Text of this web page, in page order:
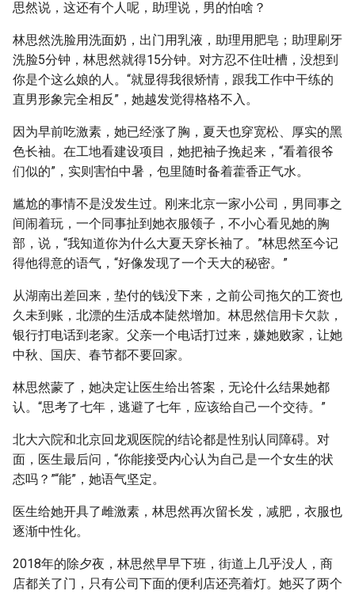
思然说，这还有个人呢，助理说，男的怕啥？
林思然洗脸用洗面奶，出门用乳液，助理用肥皂；助理刷牙
洗脸5分钟，林思然就得15分钟。对方忍不住吐槽，没想到
你是个这么娘的人。“就显得我很矫情，跟我工作中干练的
直男形象完全相反”，她越发觉得格格不入。
因为早前吃激素，她已经涨了胸，夏天也穿宽松、厚实的黑
色长袖。在工地看建设项目，她把袖子挽起来，“看着很爷
们似的”，实则害怕中暑，包里随时备着藿香正气水。
尴尬的事情不是没发生过。刚来北京一家小公司，男同事之
间闹着玩，一个同事扯到她衣服领子，不小心看见她的胸
部，说，“我知道你为什么大夏天穿长袖了。”林思然至今记
得他得意的语气，“好像发现了一个天大的秘密。”
从湖南出差回来，垫付的钱没下来，之前公司拖欠的工资也
久未到账，北漂的生活成本陡然增加。林思然信用卡欠款，
银行打电话到老家。父亲一个电话打过来，嫌她败家，让她
中秋、国庆、春节都不要回家。
林思然蒙了，她决定让医生给出答案，无论什么结果她都
认。“思考了七年，逃避了七年，应该给自己一个交待。”
北大六院和北京回龙观医院的结论都是性别认同障碍。对
面，医生最后问，“你能接受内心认为自己是一个女生的状
态吗？”“能”，她语气坚定。
医生给她开具了雌激素，林思然再次留长发，减肥，衣服也
逐渐中性化。
2018年的除夕夜，林思然早早下班，街道上几乎没人，商
店都关了门，只有公司下面的便利店还亮着灯。她买了两个